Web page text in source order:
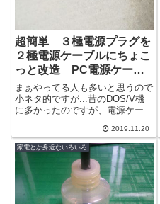
超簡単 ３極電源プラグを
２極電源ケーブルにちょこ
っと改造 PC電源ケーブ
ルとかのやつね
まぁやってる人も多いと思うので
小ネタ的ですが...昔のDOS/V機
に多かったのですが、電源ケーブ
つ...ちなみに丸い棒はアースで
す...
2019.11.20
家電とか身近ないろいろ